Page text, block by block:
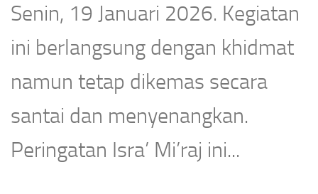
Senin, 19 Januari 2026. Kegiatan
ini berlangsung dengan khidmat
namun tetap dikemas secara
santai dan menyenangkan.
Peringatan Isra’ Mi’raj ini...